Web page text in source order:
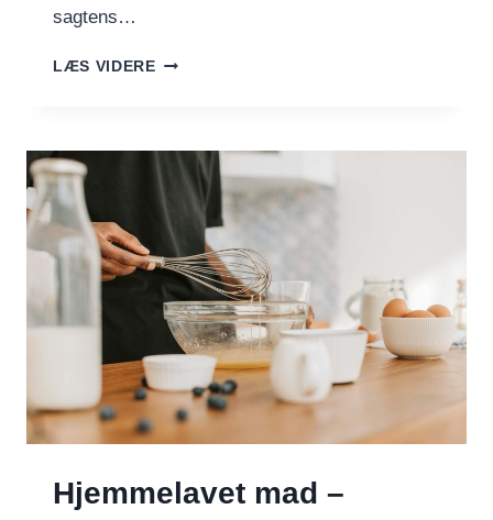
sagtens…
LÆS VIDERETRE
SPISE
OGSÅ
NÅR
DU
VIL
TABE
DIG
Hjemmelavet mad –